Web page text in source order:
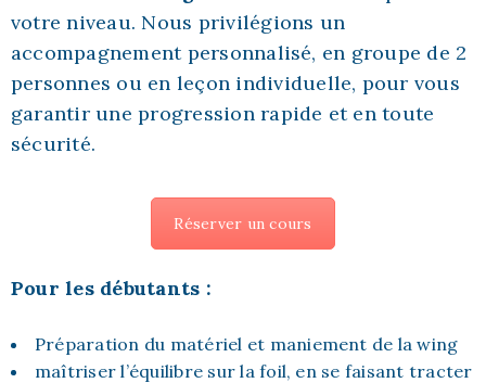
votre niveau. Nous privilégions un
accompagnement personnalisé, en groupe de 2
personnes ou en leçon individuelle, pour vous
garantir une progression rapide et en toute
sécurité.
Réserver un cours
Pour les débutants :
Préparation du matériel et maniement de la wing
maîtriser l’équilibre sur la foil, en se faisant tracter